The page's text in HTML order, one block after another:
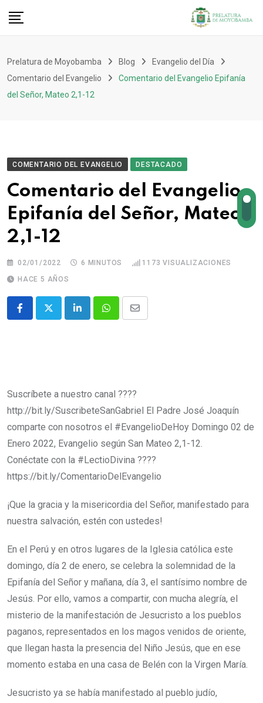
Prelatura de Moyobamba Blog
Evangelio del Día
Comentario del Evangelio
Comentario del Evangelio Epifanía
del Señor, Mateo 2,1-12
COMENTARIO DEL EVANGELIO DESTACADO
Comentario del Evangelio
Epifanía del Señor, Mateo
2,1-12
02/01/2022 6 MINUTOS 1173 VISUALIZACIONES
HACE 5 AÑOS
Suscríbete a nuestro canal ????
http://bit.ly/SuscribeteSanGabriel El Padre José Joaquín
comparte con nosotros el #EvangelioDeHoy​​​​ Domingo 02 de
Enero 2022, Evangelio según San Mateo 2,1-12.
Conéctate con la #LectioDivina​​​​ ????
https://bit.ly/ComentarioDelEvangelio
¡Que la gracia y la misericordia del Señor, manifestado para
nuestra salvación, estén con ustedes!
En el Perú y en otros lugares de la Iglesia católica este
domingo, día 2 de enero, se celebra la solemnidad de la
Epifanía del Señor y mañana, día 3, el santísimo nombre de
Jesús. Por ello, vamos a compartir, con mucha alegría, el
misterio de la manifestación de Jesucristo a los pueblos
paganos, representados en los magos venidos de oriente,
que llegan hasta la presencia del Niño Jesús, que en ese
momento estaba en una casa de Belén con la Virgen María.
Jesucristo ya se había manifestado al pueblo judío,